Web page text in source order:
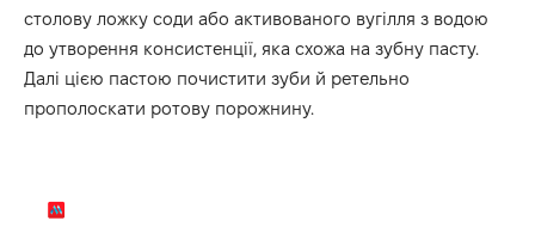
столову ложку соди або активованого вугілля з водою
до утворення консистенції, яка схожа на зубну пасту.
Далі цією пастою почистити зуби й ретельно
прополоскати ротову порожнину.